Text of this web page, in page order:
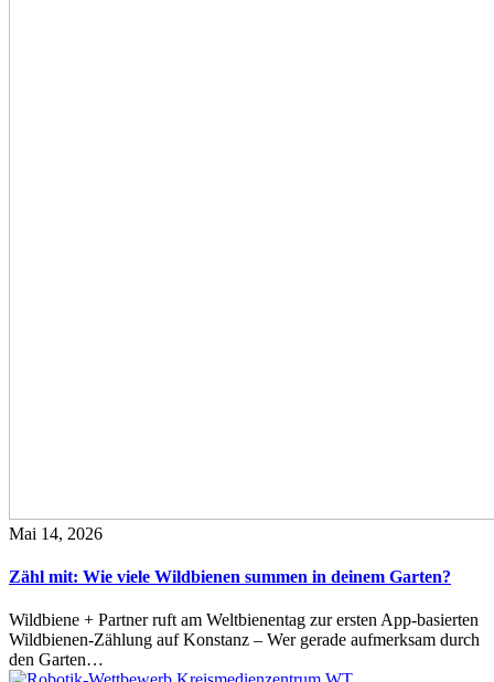
Mai 14, 2026
Zähl mit: Wie viele Wildbienen summen in deinem Garten?
Wildbiene + Partner ruft am Weltbienentag zur ersten App-basierten
Wildbienen-Zählung auf Konstanz – Wer gerade aufmerksam durch
den Garten…